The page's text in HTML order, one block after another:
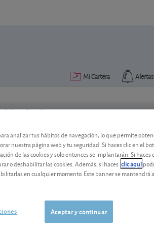
Alertas
Mi Cartera
zona euro entra en
cerrar en negativo tanto el último
la eurozona se encuentra
analizar tus hábitos de navegación, lo que permite
nuestra página web y tu seguridad. Si haces clic en el
de las cookies y solo entonces se implantarán. Si haces
o deshabilitar las cookies. Además, si haces clic aquí
en cualquier momento. Este banner se mantendrá
Aceptar y continuar